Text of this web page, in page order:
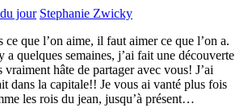
jour Stephanie Zwicky
ce que l’on aime, il faut aimer ce que l’on a.
a quelques semaines, j’ai fait une découverte
vraiment hâte de partager avec vous! J’ai
dans la capitale!! Je vous ai vanté plus fois
les rois du jean, jusqu’à présent…